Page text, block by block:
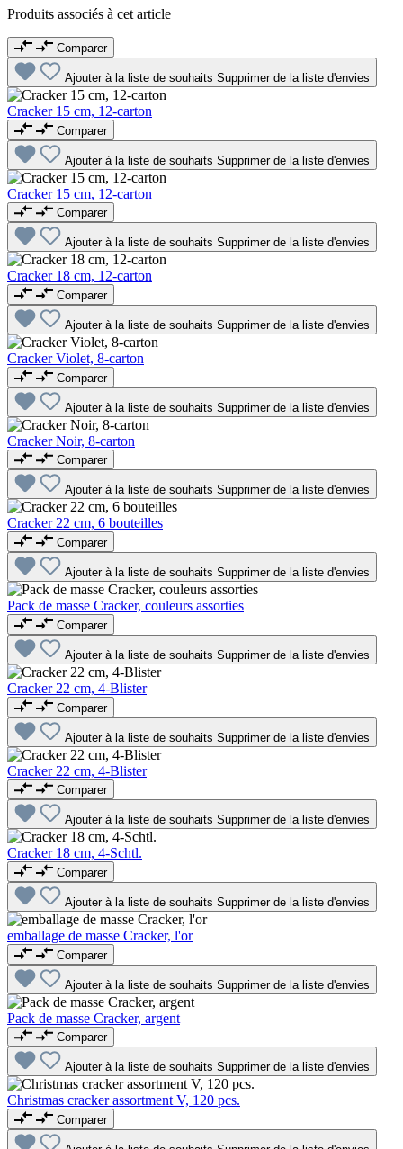
Produits associés à cet article
Comparer
Ajouter à la liste de souhaits Supprimer de la liste d'envies
Cracker 15 cm, 12-carton
Comparer
Ajouter à la liste de souhaits Supprimer de la liste d'envies
Cracker 15 cm, 12-carton
Comparer
Ajouter à la liste de souhaits Supprimer de la liste d'envies
Cracker 18 cm, 12-carton
Comparer
Ajouter à la liste de souhaits Supprimer de la liste d'envies
Cracker Violet, 8-carton
Comparer
Ajouter à la liste de souhaits Supprimer de la liste d'envies
Cracker Noir, 8-carton
Comparer
Ajouter à la liste de souhaits Supprimer de la liste d'envies
Cracker 22 cm, 6 bouteilles
Comparer
Ajouter à la liste de souhaits Supprimer de la liste d'envies
Pack de masse Cracker, couleurs assorties
Comparer
Ajouter à la liste de souhaits Supprimer de la liste d'envies
Cracker 22 cm, 4-Blister
Comparer
Ajouter à la liste de souhaits Supprimer de la liste d'envies
Cracker 22 cm, 4-Blister
Comparer
Ajouter à la liste de souhaits Supprimer de la liste d'envies
Cracker 18 cm, 4-Schtl.
Comparer
Ajouter à la liste de souhaits Supprimer de la liste d'envies
emballage de masse Cracker, l'or
Comparer
Ajouter à la liste de souhaits Supprimer de la liste d'envies
Pack de masse Cracker, argent
Comparer
Ajouter à la liste de souhaits Supprimer de la liste d'envies
Christmas cracker assortment V, 120 pcs.
Comparer